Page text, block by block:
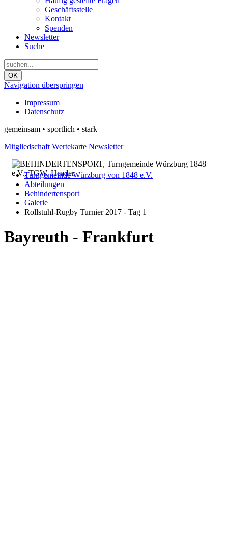
Geschäftsstelle
Kontakt
Spenden
Newsletter
Suche
OK
Navigation überspringen
Impressum
Datenschutz
gemeinsam • sportlich • stark
Mitgliedschaft Wertekarte Newsletter
Turngemeinde Würzburg von 1848 e.V.
Abteilungen
Behindertensport
Galerie
Rollstuhl-Rugby Turnier 2017 - Tag 1
Bayreuth - Frankfurt